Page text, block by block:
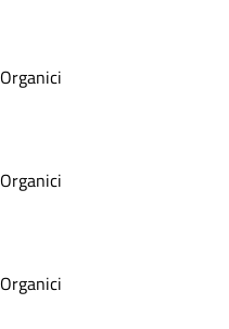
Organici
Organici
Organici